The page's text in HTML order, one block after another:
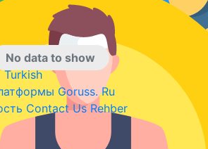
No data to show
Turkish
Goruss. Ru
Contact UsRehber